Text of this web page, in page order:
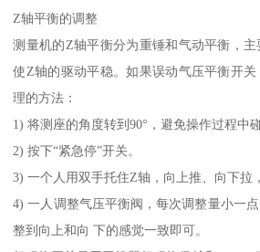
Z轴平衡的调整
测量机的Z轴平衡分为重锤和气动平衡，主
使Z轴的驱动平稳。如果误动气压平衡开
理的方法：
1) 将测座的角度转到90°，避免操作过程中
2) 按下“紧急停”开关。
3) 一个人用双手托住Z轴，向上推、向下拉
4) 一人调整气压平衡阀，每次调整量小一
整到向上和向 下的感觉一致即可。